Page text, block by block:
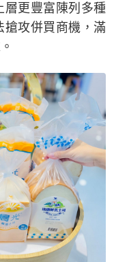
層更豐富陳列多種
搶攻併買商機，滿